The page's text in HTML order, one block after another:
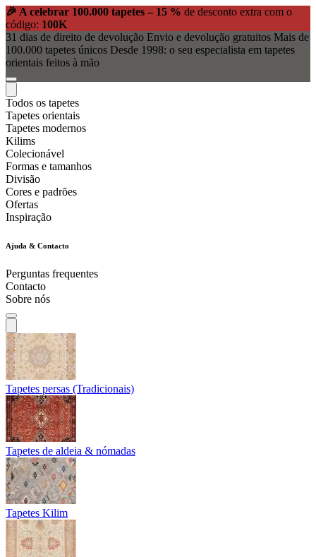
🎉 A celebrar 100.000 tapetes – 15 % de desconto extra com o
código: 100K
31 dias de direito de devolução Envio e devolução gratuitos Mais de
100.000 tapetes únicos Desde 1998: o seu especialista em tapetes
orientais feitos à mão
Todos os tapetes
Tapetes orientais
Tapetes modernos
Kilims
Colecionável
Formas e tamanhos
Divisão
Cores e padrões
Ofertas
Inspiração
Ajuda & Contacto
Perguntas frequentes
Contacto
Sobre nós
Tapetes persas (Tradicionais)
Tapetes de aldeia & nómadas
Tapetes Kilim